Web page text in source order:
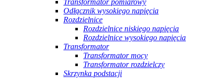
Transformator pomiarowy
Odłącznik wysokiego napięcia
Rozdzielnice
Rozdzielnice niskiego napięcia
Rozdzielnice wysokiego napięcia
Transformator
Transformator mocy
Transformator rozdzielczy
Skrzynka podstacji